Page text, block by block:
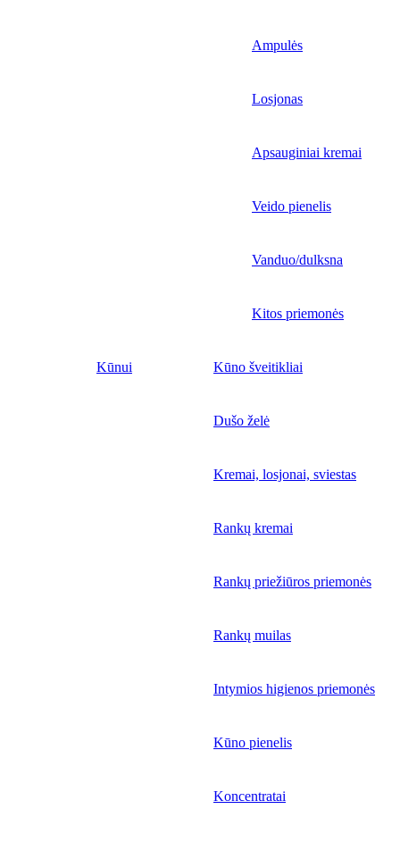
Ampulės
Losjonas
Apsauginiai kremai
Veido pienelis
Vanduo/dulksna
Kitos priemonės
Kūnui Kūno šveitikliai
Dušo želė
Kremai, losjonai, sviestas
Rankų kremai
Rankų priežiūros priemonės
Rankų muilas
Intymios higienos priemonės
Kūno pienelis
Koncentratai